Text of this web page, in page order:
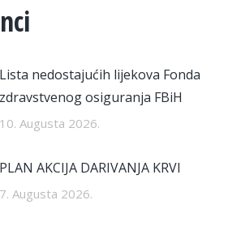
Lista nedostajućih lijekova Fonda
zdravstvenog osiguranja FBiH
10. Augusta 2026.
PLAN AKCIJA DARIVANJA KRVI
7. Augusta 2026.